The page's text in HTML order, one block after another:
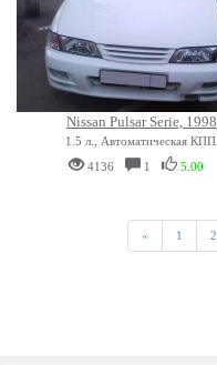
Nissan Pulsar Serie, 1998
1.5 л., Автоматическая КПП.
4136
1 5.00
« 1 2